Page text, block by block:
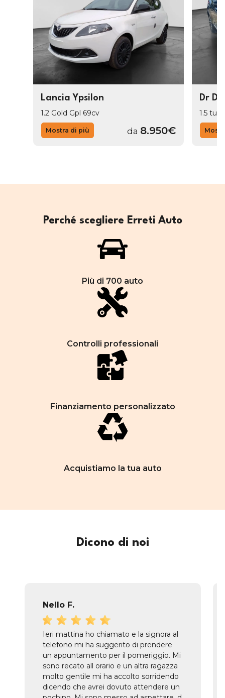
Lancia Ypsilon
1.2 Gold Gpl 69cv
Mostra di più da 8.950€
Dr Dr
1.5
Perché scegliere Erreti Auto
Più di 700 auto
Controlli professionali
Finanziamento personalizzato
Acquistiamo la tua auto
Dicono di noi
Nello F.
Ieri mattina ho chiamato e la signora al
telefono mi ha suggerito di prendere
un appuntamento per il pomeriggio. Mi
sono recato all orario e un altra ragazza
molto gentile mi ha accolto sorridendo
dicendo che avrei dovuto attendere un